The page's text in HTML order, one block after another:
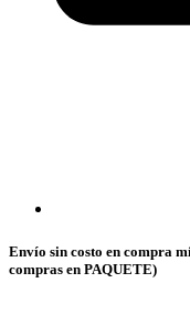
Envío sin costo en compra
compras en PAQUETE)